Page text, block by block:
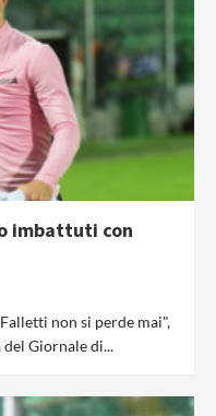
imbattuti con
non si perde mai",
Giornale di...